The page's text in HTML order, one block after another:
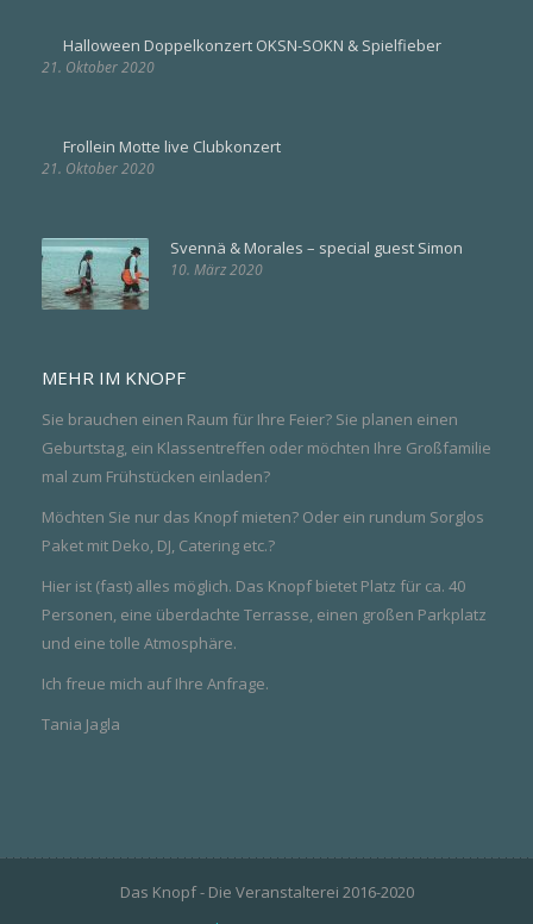
Halloween Doppelkonzert OKSN-SOKN & Spielfieber
21. Oktober 2020
Frollein Motte live Clubkonzert
21. Oktober 2020
Svennä & Morales – special guest Simon
10. März 2020
MEHR IM KNOPF
Sie brauchen einen Raum für Ihre Feier? Sie planen einen
Geburtstag, ein Klassentreffen oder möchten Ihre Großfamilie
mal zum Frühstücken einladen?
Möchten Sie nur das Knopf mieten? Oder ein rundum Sorglos
Paket mit Deko, DJ, Catering etc.?
Hier ist (fast) alles möglich. Das Knopf bietet Platz für ca. 40
Personen, eine über­dachte Terrasse, einen großen Parkplatz
und eine tolle Atmosphäre.
Ich freue mich auf Ihre Anfrage.
Tania Jagla
Das Knopf - Die Veranstalterei 2016-2020